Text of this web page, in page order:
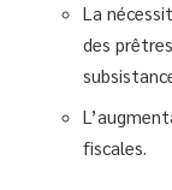
La
des
fiscales.